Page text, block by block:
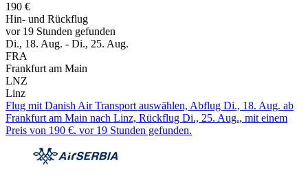
190 €
Hin- und Rückflug
vor 19 Stunden gefunden
Di., 18. Aug. - Di., 25. Aug.
FRA
Frankfurt am Main
LNZ
Linz
Flug mit Danish Air Transport auswählen, Abflug Di., 18. Aug. ab
Frankfurt am Main nach Linz, Rückflug Di., 25. Aug., mit einem
Preis von 190 €. vor 19 Stunden gefunden.